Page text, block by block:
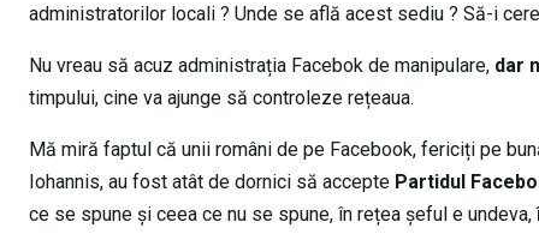
administratorilor locali ? Unde se află acest sediu ? Să-i
Nu vreau să acuz administrația Facebok de manipulare, dar
timpului, cine va ajunge să controleze rețeaua.
Mă miră faptul că unii români de pe Facebook, fericiți pe
Iohannis, au fost atât de dornici să accepte Partidul
ce se spune și ceea ce nu se spune, în rețea șeful e undeva,